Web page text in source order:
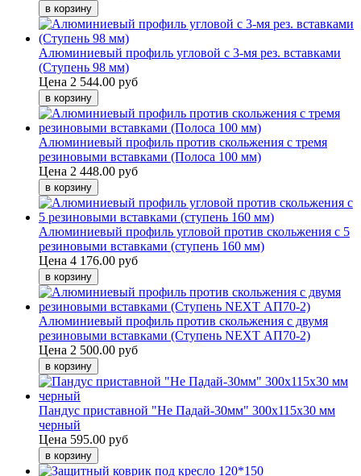
Алюминиевый профиль угловой с 3-мя рез. вставками
(Ступень 98 мм)
Цена 2 544.00 руб
Алюминиевый профиль против скольжения с тремя
резиновыми вставками (Полоса 100 мм)
Цена 2 448.00 руб
Алюминиевый профиль угловой против скольжения с 5
резиновыми вставками (ступень 160 мм)
Цена 4 176.00 руб
Алюминиевый профиль против скольжения с двумя
резиновыми вставками (Ступень NEXT АП70-2)
Цена 2 500.00 руб
Пандус приставной "Не Падай-30мм" 300х115х30 мм
черный
Цена 595.00 руб